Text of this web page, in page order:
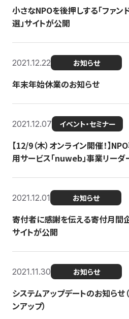
小さなNPOを後押しする「ファ
選」サイトが公開
2021.12.22 お知らせ
年末年始休業のお知らせ
2021.12.07 イベント・セミナー
【12/9（木）オンライン開催！】
用サービス「nuweb」事業リーダ
2021.12.01 お知らせ
寄付者に感謝を伝える寄付月間
サイトが公開
2021.11.30 お知らせ
システムアップデートのお知らせ
ンアップ）